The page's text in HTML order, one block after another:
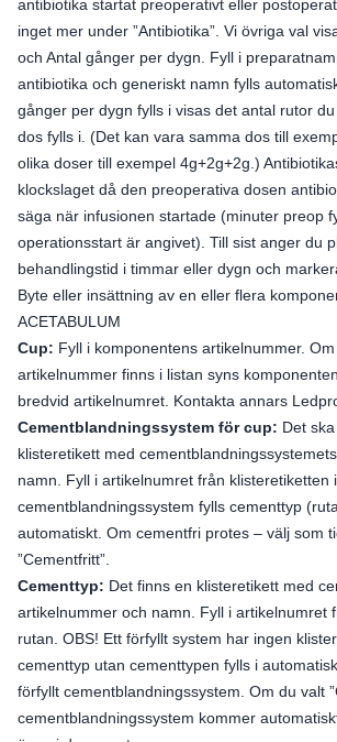
antibiotika startat preoperativt eller
inget mer under ”Antibiotika”. Vi övriga val
och Antal gånger per dygn. Fyll i
antibiotika och generiskt namn fylls
gånger per dygn fylls i visas det antal rutor
dos fylls i. (Det kan vara samma dos till
olika doser till exempel 4g+2g+2g.)
klockslaget då den preoperativa dosen
säga när infusionen startade (minuter preop
operationsstart är angivet). Till sist anger du
behandlingstid i timmar eller dygn och
Byte eller insättning av en eller flera
ACETABULUM
Cup: Fyll i komponentens artikelnummer.
artikelnummer finns i listan syns
bredvid artikelnumret. Kontakta annars
Cementblandningssystem för cup: Det
klisteretikett med
namn. Fyll i artikelnumret från klisteretiketten
cementblandningssystem fylls cementtyp
automatiskt. Om cementfri protes – välj som
”Cementfritt”.
Cementtyp: Det finns en klisteretikett med
artikelnummer och namn. Fyll i artikelnumret
rutan. OBS! Ett förfyllt system har ingen
cementtyp utan cementtypen fylls i
förfyllt cementblandningssystem. Om du valt
cementblandningssystem kommer